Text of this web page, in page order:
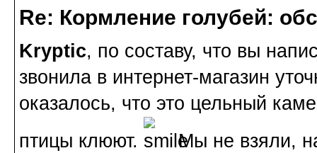
Re: Кормление голубей:
Kryptic, по составу, что вы
звонила в интернет-магазин
оказалось, что это цельный
птицы клюют.
Мы не взяли,